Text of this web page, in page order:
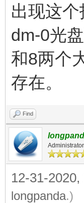
出现这个
dm-0光
和8两个
存在。
Find
Administrator
12-31-2020,
longpanda.)